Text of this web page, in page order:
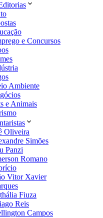
e Concursos
Ambiente
e Animais
Oliveira
Simões
Panzi
Romano
Vitor Xavier
Fiuza
Reis
Campos